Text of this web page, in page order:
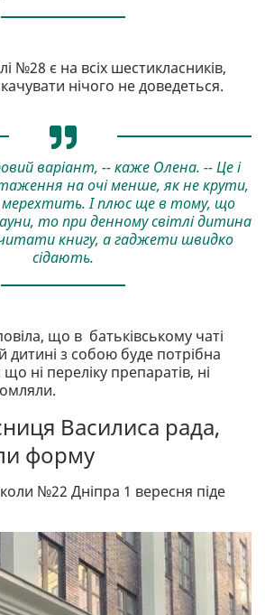
№28 є на всіх шестикласників,
нічого не доведеться.
варіант, -- каже Олена. -- Це і
на очі менше, як не крути,
І плюс ще в тому, що
то при денному світлі дитина
книгу, а гаджети швидко
сідають.
що в батьківському чаті
дитині з собою буде потрібна
ні переліку препаратів, ні
Василиса рада,
форму
№22 Дніпра 1 вересня піде